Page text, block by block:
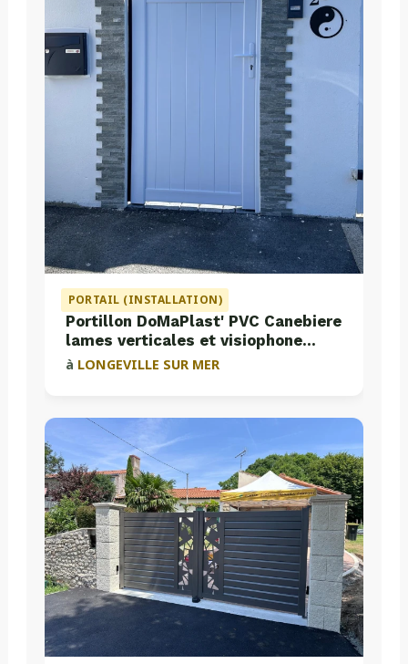
PORTAIL (INSTALLATION)
Portillon DoMaPlast' PVC Canebiere
lames verticales et visiophone
Aiphone
à LONGEVILLE SUR MER